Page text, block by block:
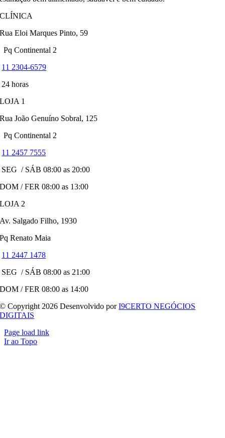
CLÍNICA
Rua Eloi Marques Pinto, 59
Pq Continental 2
11 2304-6579
24 horas
LOJA 1
Rua João Genuíno Sobral, 125
Pq Continental 2
11 2457 7555
SEG / SÁB 08:00 as 20:00
DOM / FER 08:00 as 13:00
LOJA 2
Av. Salgado Filho, 1930
Pq Renato Maia
11 2447 1478
SEG / SÁB 08:00 as 21:00
DOM / FER 08:00 as 14:00
© Copyright 2026 Desenvolvido porI9CERTO NEGÓCIOS
DIGITAIS
Page load link
Ir ao Topo